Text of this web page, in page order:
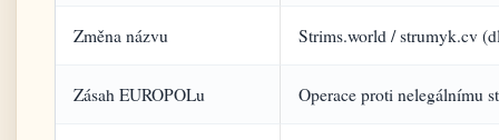
Změna názvu Strims.world / strumyk.cv
Zásah EUROPOLu Operace proti nelegálnímu